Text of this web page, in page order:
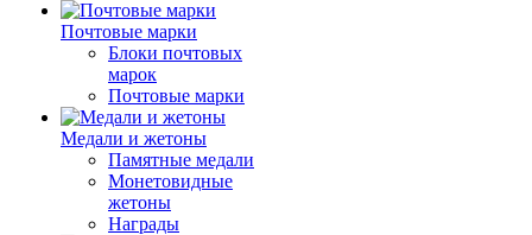
Почтовые марки
Блоки почтовых
марок
Почтовые марки
Медали и жетоны
Памятные медали
Монетовидные
жетоны
Награды